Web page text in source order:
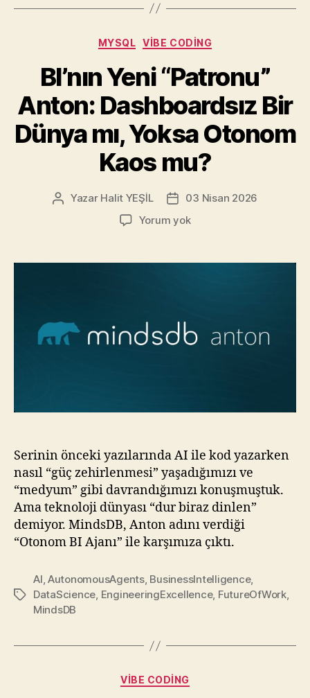
Kategoriler
MYSQL VIBE CODING
BI’nın Yeni “Patronu”
Anton: Dashboardsız Bir
Dünya mı, Yoksa Otonom
Kaos mu?
Yazının
Yazar Halit YEŞİL
Yazı
tarihi
03 Nisan 2026
Yorum yokBI’nın
Anton:
Yoksa
Serinin önceki yazılarında AI ile kod yazarken
nasıl “güç zehirlenmesi” yaşadığımızı ve
“medyum” gibi davrandığımızı konuşmuştuk.
Ama teknoloji dünyası “dur biraz dinlen”
demiyor. MindsDB, Anton adını verdiği
“Otonom BI Ajanı” ile karşımıza çıktı.
Etiketler
AI, AutonomousAgents, BusinessIntelligence,
DataScience, EngineeringExcellence, FutureOfWork,
MindsDB
Kategoriler
VIBE CODING